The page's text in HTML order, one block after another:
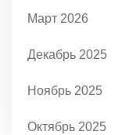
Март 2026
Декабрь 2025
Ноябрь 2025
Октябрь 2025